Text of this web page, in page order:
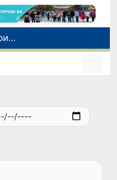
Адолат, холислик, ростлик ва ҳалоллик муҳитини яратишга қаратилган янги қонун тафсилоти
Бозор хизматларининг 40 фоиздан ортиғи пойтахт ҳиссасига тўғри келмоқда